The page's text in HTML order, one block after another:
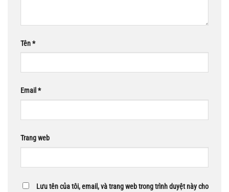
Tên*
Email*
Trang web
Lưu tên của tôi, email, và trang web trong trình duyệt này cho